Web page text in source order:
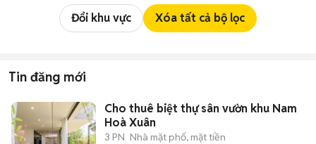
Đổi khu vực Xóa tất cả bộ lọc
Tin đăng mới
Cho thuê biệt thự sân vườn khu Nam
Hoà Xuân
3 PN Nhà mặt phố, mặt tiền